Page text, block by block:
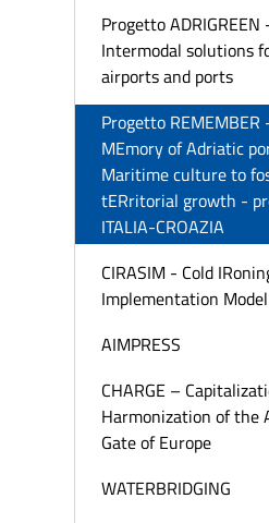
Progetto
Intermodal solutions
airports and ports
Progetto
MEmory of Adriatic
Maritime culture to
tERritorial growth -
ITALIA-CROAZIA
CIRASIM - Cold
Implementation Model
AIMPRESS
CHARGE –
Harmonization of the
Gate of Europe
WATERBRIDGING